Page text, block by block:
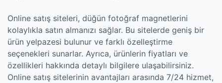
Online satış siteleri, düğün fotoğraf magnetlerini
kolaylıkla satın almanızı sağlar. Bu sitelerde geniş bir
ürün yelpazesi bulunur ve farklı özelleştirme
seçenekleri sunarlar. Ayrıca, ürünlerin fiyatları ve
özellikleri hakkında detaylı bilgilere ulaşabilirsiniz.
Online satış sitelerinin avantajları arasında 7/24 hizmet,